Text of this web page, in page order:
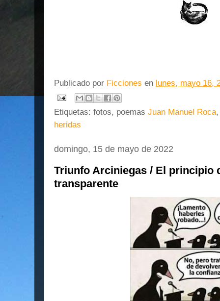
Publicado por Ficciones en lunes, mayo 16,
Etiquetas: fotos, poemas Juan Manuel Roca
heridas
domingo, 15 de mayo de 2022
Triunfo Arciniegas / El principio
transparente